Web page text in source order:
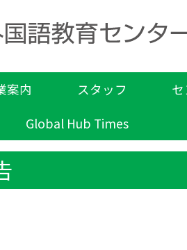
案内 スタッフ
Global Hub Times